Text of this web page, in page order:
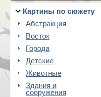
Картины по сюжету
Абстракция
Восток
Города
Детские
Животные
Здания и
сооружения